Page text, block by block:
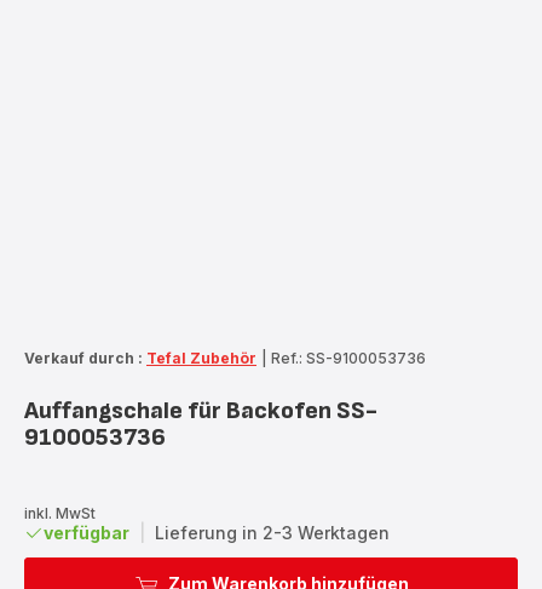
Verkauf durch : Tefal Zubehör Ref.: SS-9100053736
Auffangschale für Backofen SS-
9100053736
inkl. MwSt
verfügbar Lieferung in 2-3 Werktagen
Zum Warenkorb hinzufügen